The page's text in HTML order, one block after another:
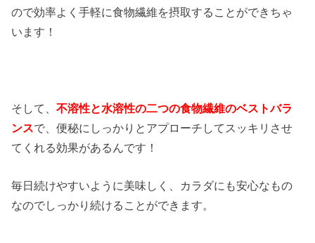
ので効率よく手軽に食物繊維を摂取することができちゃ
います！
そして、不溶性と水溶性の二つの食物繊維のベストバラ
ンスで、便秘にしっかりとアプローチしてスッキリさせ
てくれる効果があるんです！
毎日続けやすいように美味しく、カラダにも安心なもの
なのでしっかり続けることができます。